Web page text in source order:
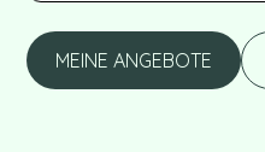
MEINE ANGEBOTE